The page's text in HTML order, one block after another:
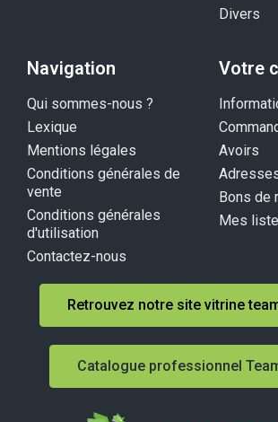
Divers
Navigation
Qui sommes-nous ?
Lexique
Mentions légales
Conditions générales de
vente
Conditions générales
d'utilisation
Contactez-nous
Votre
Avoirs
Bons de
Mes
Retrouvez notre site vitrine
Catalogue professionnel